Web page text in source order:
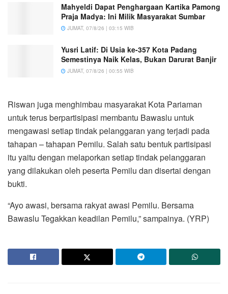
Mahyeldi Dapat Penghargaan Kartika Pamong
Praja Madya: Ini Milik Masyarakat Sumbar
JUMAT, 07/8/26 | 03:15 WIB
Yusri Latif: Di Usia ke-357 Kota Padang
Semestinya Naik Kelas, Bukan Darurat Banjir
JUMAT, 07/8/26 | 00:55 WIB
Riswan juga menghimbau masyarakat Kota Pariaman
untuk terus berpartisipasi membantu Bawaslu untuk
mengawasi setiap tindak pelanggaran yang terjadi pada
tahapan – tahapan Pemilu. Salah satu bentuk partisipasi
itu yaitu dengan melaporkan setiap tindak pelanggaran
yang dilakukan oleh peserta Pemilu dan disertai dengan
bukti.
“Ayo awasi, bersama rakyat awasi Pemilu. Bersama
Bawaslu Tegakkan keadilan Pemilu,” sampainya. (YRP)